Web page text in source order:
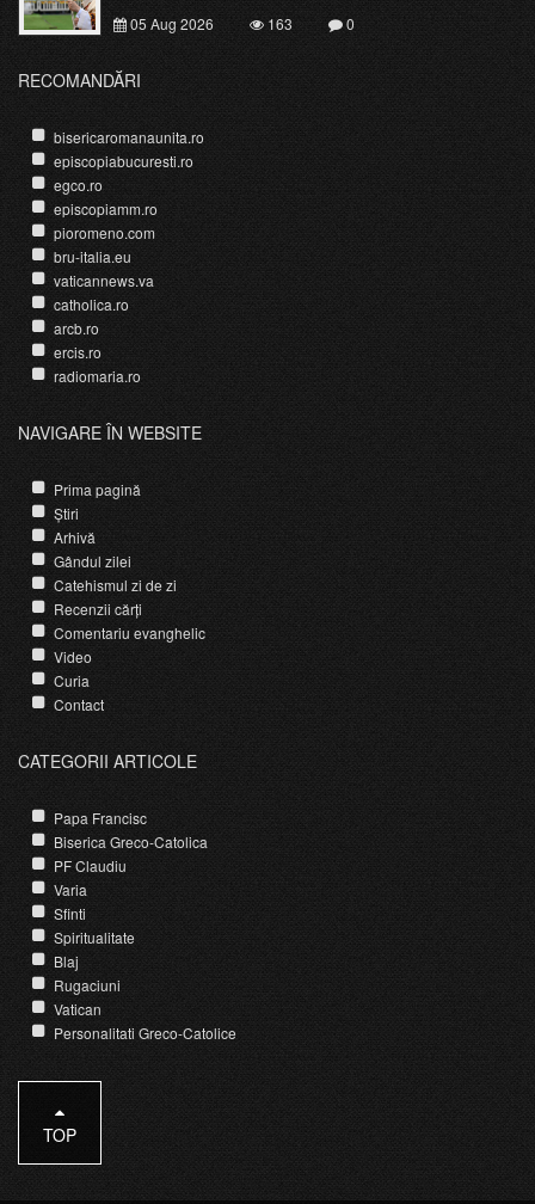
05 Aug 2026
163 0
RECOMANDĂRI
bisericaromanaunita.ro
episcopiabucuresti.ro
egco.ro
episcopiamm.ro
pioromeno.com
bru-italia.eu
vaticannews.va
catholica.ro
arcb.ro
ercis.ro
radiomaria.ro
NAVIGARE ÎN WEBSITE
Prima pagină
Știri
Arhivă
Gândul zilei
Catehismul zi de zi
Recenzii cărți
Comentariu evanghelic
Video
Curia
Contact
CATEGORII ARTICOLE
Papa Francisc
Biserica Greco-Catolica
PF Claudiu
Varia
Sfinti
Spiritualitate
Blaj
Rugaciuni
Vatican
Personalitati Greco-Catolice
TOP